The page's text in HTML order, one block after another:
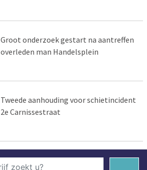
Groot onderzoek gestart na aantreffen
overleden man Handelsplein
Tweede aanhouding voor schietincident
2e Carnissestraat